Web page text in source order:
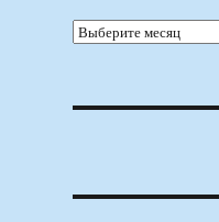
Архивы